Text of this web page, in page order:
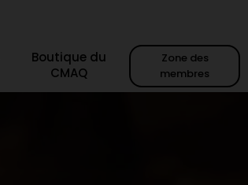
Boutique du
CMAQ
Zone des
membres